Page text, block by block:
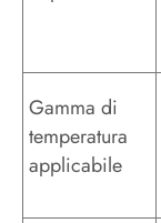
Gamma di
temperatura
applicabile